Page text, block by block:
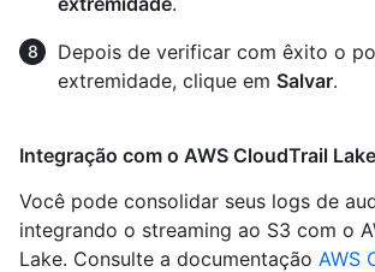
Depois de verificar com êxito o
extremidade, clique em Salvar.
Integração com o AWS CloudTrail Lake
Você pode consolidar seus logs de
integrando o streaming ao S3 com o
Lake. Consulte a documentação AWS